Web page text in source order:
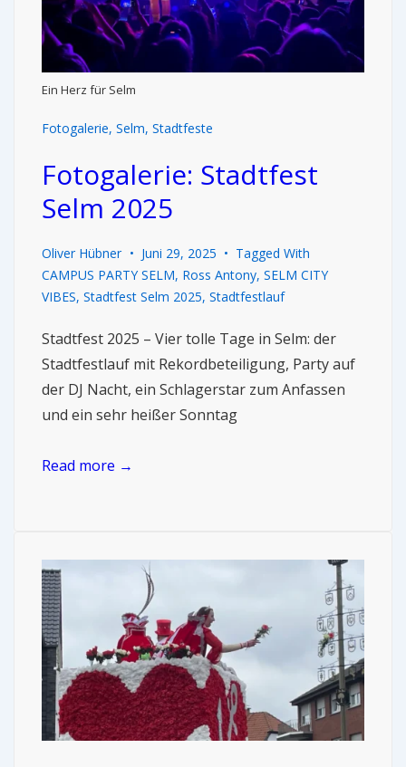
Ein Herz für Selm
Fotogalerie, Selm, Stadtfeste
Fotogalerie: Stadtfest
Selm 2025
Oliver Hübner Juni 29, 2025
Tagged With
CAMPUS PARTY SELM, Ross Antony, SELM CITY
VIBES, Stadtfest Selm 2025, Stadtfestlauf
Stadtfest 2025 – Vier tolle Tage in Selm: der
Stadtfestlauf mit Rekordbeteiligung, Party auf
der DJ Nacht, ein Schlagerstar zum Anfassen
und ein sehr heißer Sonntag
Read more →